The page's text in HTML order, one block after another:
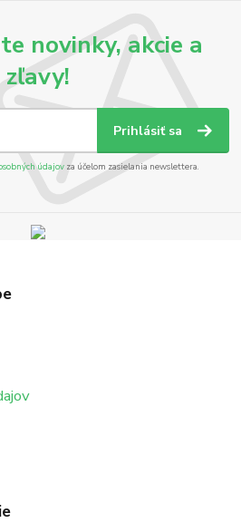
novinky, akcie a
zľavy!
Prihlásiť sa
údajov za účelom zasielania newslettera.